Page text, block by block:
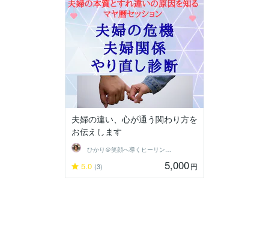
夫婦の違い、心が通う関わり方を
お伝えします
ひかり＠笑顔へ導くヒーリングセラピスト
5.0 (3) 5,000円